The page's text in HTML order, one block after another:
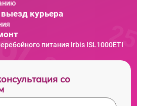
курьера
питания Irbis ISL1000ETI
со